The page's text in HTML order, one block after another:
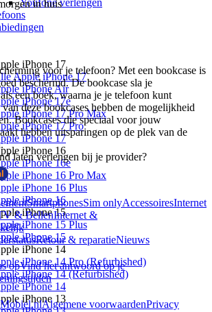
Youfone verlengen
iPhone 17
Apple iPhone 17
iPhone Air
iPhone 17e
iPhone 17 Pro Max
iPhone 17 Pro
iPhone 17
iPhone 16
iPhone 16e
iPhone 16 Pro Max
iPhone 16 Plus
iPhone 16
iPhone 15
iPhone 15 Plus
iPhone 15
iPhone 14
iPhone 14 Pro (Refurbished)
iPhone 14 (Refurbished)
iPhone 14
iPhone 13
in huis
voor je telefoon? Met een bookcase is
beschermd. De bookcase sla je
een boek, waarna je je telefoon kunt
deze bookcases hebben de mogelijkheid
Bookcases die speciaal voor jouw
hebben uitsparingen op de plek van de
laten verlengen bij je provider?
SmartphonesSim onlyAccessoiresInternet
& BellenInternet &
Retour & reparatieNieuws
opVind het antwoord op je
Algemene voorwaardenPrivacy